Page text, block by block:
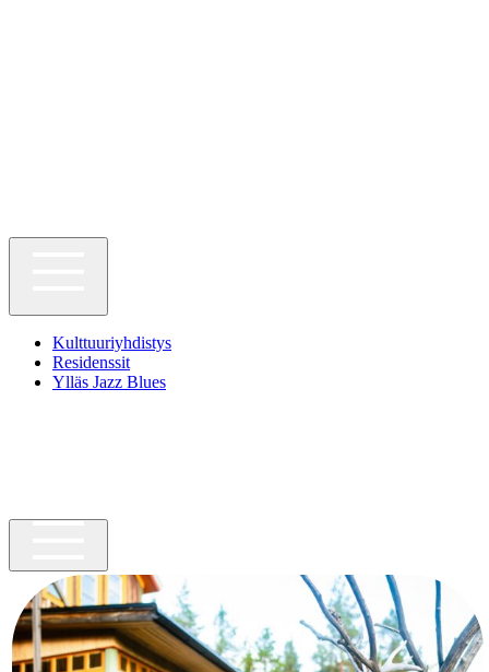
Kulttuuriyhdistys
Residenssit
Ylläs Jazz Blues